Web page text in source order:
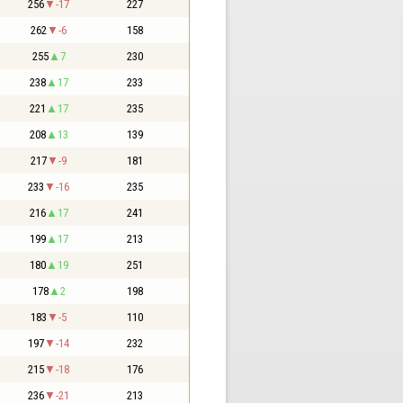
256 -17
227
262
-6
158
255
7
230
238
17
233
221
17
235
208
13
139
217
-9
181
233
-16
235
216
17
241
199
17
213
180
19
251
178
2
198
183
-5
110
197
-14
232
215
-18
176
236
-21 213